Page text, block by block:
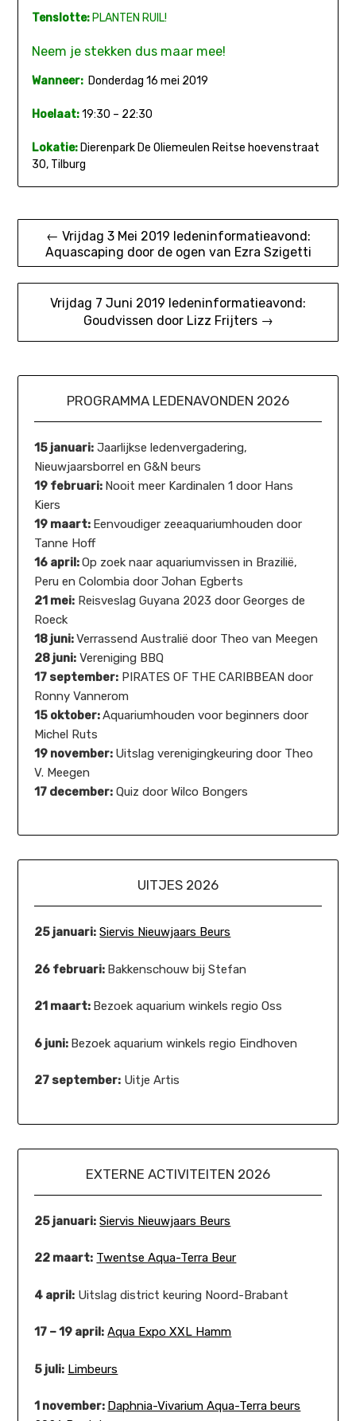
Tenslotte:PLANTEN RUIL!
Neem je stekken dus maar mee!
Wanneer:Donderdag 16 mei 2019
Hoelaat:19:30 – 22:30
Lokatie:Dierenpark De Oliemeulen Reitse hoevenstraat
30, Tilburg
Bericht
navigatie
← Vrijdag 3 Mei 2019 ledeninformatieavond:
Aquascaping door de ogen van Ezra Szigetti
Vrijdag 7 Juni 2019 ledeninformatieavond:
Goudvissen door Lizz Frijters →
PROGRAMMA LEDENAVONDEN 2026
15 januari: Jaarlijkse ledenvergadering,
Nieuwjaarsborrel en G&N beurs
19 februari: Nooit meer Kardinalen 1 door Hans
Kiers
19 maart: Eenvoudiger zeeaquariumhouden door
Tanne Hoff
16 april:Op zoek naar aquariumvissen in Brazilië,
Peru en Colombia door Johan Egberts
21 mei: Reisveslag Guyana 2023 door Georges de
Roeck
18 juni:Verrassend Australië door Theo van Meegen
28 juni: Vereniging BBQ
17 september: PIRATES OF THE CARIBBEAN door
Ronny Vannerom
15 oktober:Aquariumhouden voor beginners door
Michel Ruts
19 november: Uitslag verenigingkeuring door Theo
V. Meegen
17 december: Quiz door Wilco Bongers
UITJES 2026
25 januari: Siervis Nieuwjaars Beurs
26 februari: Bakkenschouw bij Stefan
21 maart: Bezoek aquarium winkels regio Oss
6 juni: Bezoek aquarium winkels regio Eindhoven
27 september: Uitje Artis
EXTERNE ACTIVITEITEN 2026
25 januari: Siervis Nieuwjaars Beurs
22 maart: Twentse Aqua-Terra Beur
4 april: Uitslag district keuring Noord-Brabant
17 – 19 april: Aqua Expo XXL Hamm
5 juli: Limbeurs
1 november: Daphnia-Vivarium Aqua-Terra beurs